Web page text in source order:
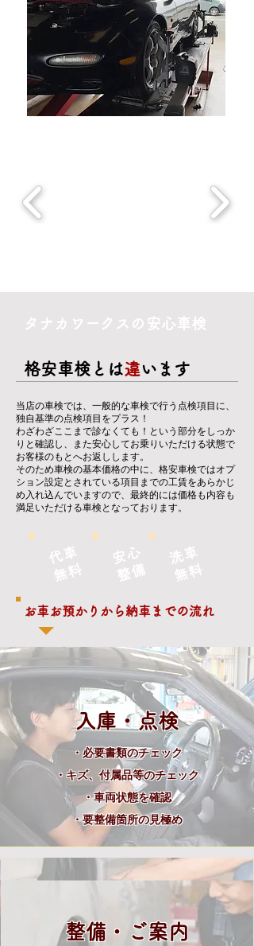
タナカワークスの安心車検
格安車検とは違います
当店の車検では、一般的な車検で行う点検項目に、
独自基準の点検項目をプラス！
​わざわざここまで診なくても！という部分をしっか
りと確認し、また安心してお乗りいただける状態で
お客様のもとへお返しします。
そのため車検の基本価格の中に、格安車検ではオプ
ション設定とされている項目までの工賃をあらかじ
め入れ込んでいますので、最終的には価格も内容も
満足いただける車検となっております。
お車お預かりから納車までの流れ
代車
無料
安心
​整備
洗車
​無料
入庫・点検
・必要書類のチェック
・キズ、付属品等のチェック
・車両状態を確認
・要整備箇所の見極め​
整備・ご案内